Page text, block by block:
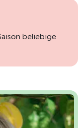
beliebige